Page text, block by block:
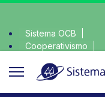
Sistema OCB
Cooperativismo